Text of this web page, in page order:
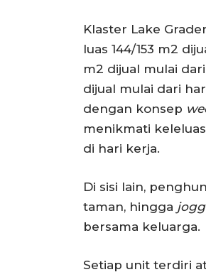
Klaster Lake
luas 144/153 m2
m2 dijual mulai
dijual mulai dari
dengan konsep
menikmati
di hari kerja.
Di sisi lain,
taman, hingga
bersama keluarga.
Setiap unit terdiri